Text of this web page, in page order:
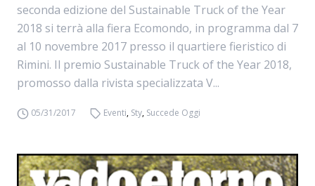
seconda edizione del Sustainable Truck of the Year
2018 si terrà alla fiera Ecomondo, in programma dal 7
al 10 novembre 2017 presso il quartiere fieristico di
Rimini. Il premio Sustainable Truck of the Year 2018,
promosso dalla rivista specializzata V...
05/31/2017 Eventi, Sty, Succede Oggi